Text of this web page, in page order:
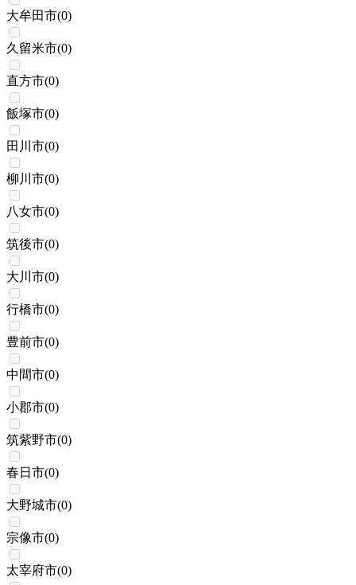
大牟田市(0)
久留米市(0)
直方市(0)
飯塚市(0)
田川市(0)
柳川市(0)
八女市(0)
筑後市(0)
大川市(0)
行橋市(0)
豊前市(0)
中間市(0)
小郡市(0)
筑紫野市(0)
春日市(0)
大野城市(0)
宗像市(0)
太宰府市(0)